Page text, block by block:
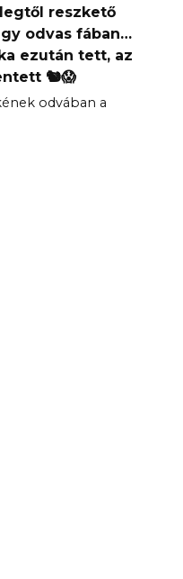
reszkető
odvas fában…
ezután tett, az
🐿️😱
odvában a